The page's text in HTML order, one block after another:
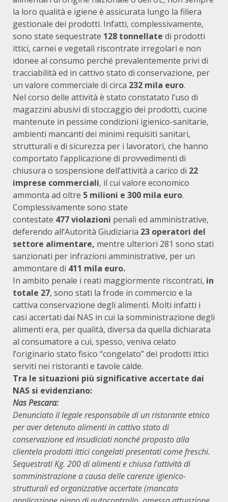
la loro qualità e igiene è assicurata lungo la filiera
gestionale dei prodotti. Infatti, complessivamente,
sono state sequestrate 128 tonnellate di prodotti
ittici, carnei e vegetali riscontrate irregolari e non
idonee al consumo perché prevalentemente privi di
tracciabilità ed in cattivo stato di conservazione, per
un valore commerciale di circa 232 mila euro.
Nel corso delle attività è stato constatato l’uso di
magazzini abusivi di stoccaggio dei prodotti, cucine
mantenute in pessime condizioni igienico-sanitarie,
ambienti mancanti dei minimi requisiti sanitari,
strutturali e di sicurezza per i lavoratori, che hanno
comportato l’applicazione di provvedimenti di
chiusura o sospensione dell’attività a carico di 22
imprese commerciali, il cui valore economico
ammonta ad oltre 5 milioni e 300 mila euro.
Complessivamente sono state
contestate 477violazioni penali ed amministrative,
deferendo all’Autorità Giudiziaria 23 operatori del
settore alimentare, mentre ulteriori 281 sono stati
sanzionati per infrazioni amministrative, per un
ammontare di 411 mila euro.
In ambito penale i reati maggiormente riscontrati, in
totale 27, sono stati la frode in commercio e la
cattiva conservazione degli alimenti. Molti infatti i
casi accertati dai NAS in cui la somministrazione degli
alimenti era, per qualità, diversa da quella dichiarata
al consumatore a cui, spesso, veniva celato
l’originario stato fisico “congelato” dei prodotti ittici
serviti nei ristoranti e tavole calde.
Tra le situazioni più significative accertate dai
NAS si evidenziano:
Nas Pescara:
Denunciato il legale responsabile di un ristorante etnico
per aver detenuto alimenti in cattivo stato di
conservazione ed insudiciati nonché proposto alla
clientela prodotti ittici congelati presentati come freschi.
Sequestrati Kg. 200 di alimenti e chiusa l’attività di
somministrazione a causa delle carenze igienico-
strutturali ed organizzative accertate (mancata